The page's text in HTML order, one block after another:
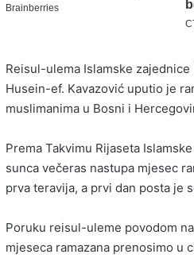
Reisul-ulema Islamske
Husein-ef. Kavazović uputio je
muslimanima u Bosni i
Prema Takvimu Rijaseta
sunca večeras nastupa mjesec
prva teravija, a prvi dan posta je
Poruku reisul-uleme povodom
mjeseca ramazana prenosimo u